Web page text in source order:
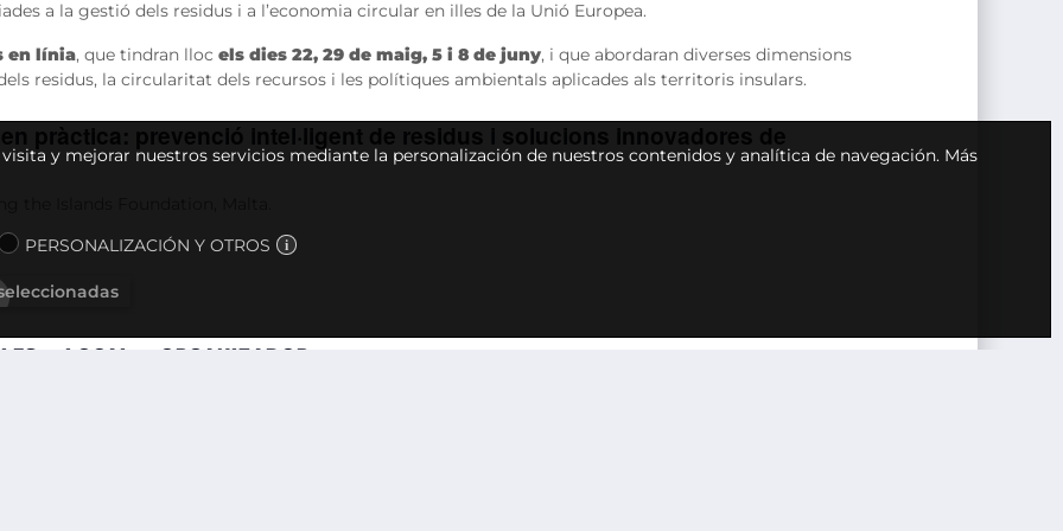
a la gestió dels residus i a l’economia circular en illes de la Unió Europea.
en línia, que tindran lloc els dies 22, 29 de maig, 5 i 8 de juny, i que abordaran diverses dimensions
residus, la circularitat dels recursos i les polítiques ambientals aplicades als territoris insulars.
the Islands Foundation, Malta.
LOCAL
ORGANIZADOR
y mejorar nuestros servicios mediante la personalización de nuestros contenidos y analítica de navegación. Más
PERSONALIZACIÓN Y OTROS